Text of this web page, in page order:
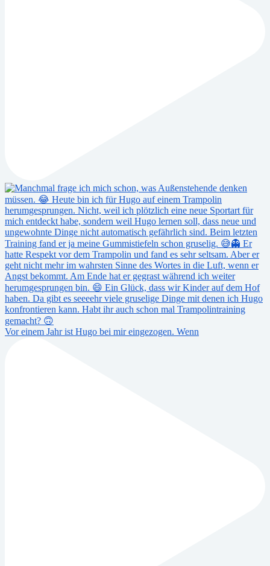
Vor einem Jahr ist Hugo bei mir eingezogen. Wenn